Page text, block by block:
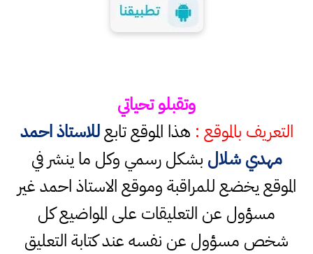
وتقبلو تحياتي
التعريف بالموقع : هذا الموقع تابعللاستاذ احمد
مهدي شلال بشكل رسمي وكل ما ينشر في
الموقع يخضع للمراقبة وموقع الاستاذ احمد غير
مسؤول عن التعليقات على المواضيع كل
شخص مسؤول عن نفسه عند كتابة التعليق